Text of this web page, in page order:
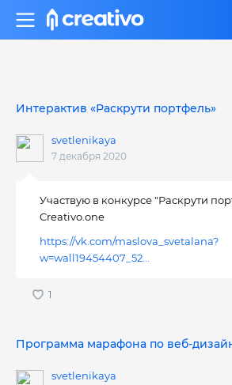
Интерактив «Раскрути портфель»
svetlenikaya
7 декабря 2020
Участвую в конкурсе "Раскрути
Creativo.one
https://vk.com/maslova_svetalana?
w=wall19454407_52...
Программа марафона по веб-
svetlenikaya